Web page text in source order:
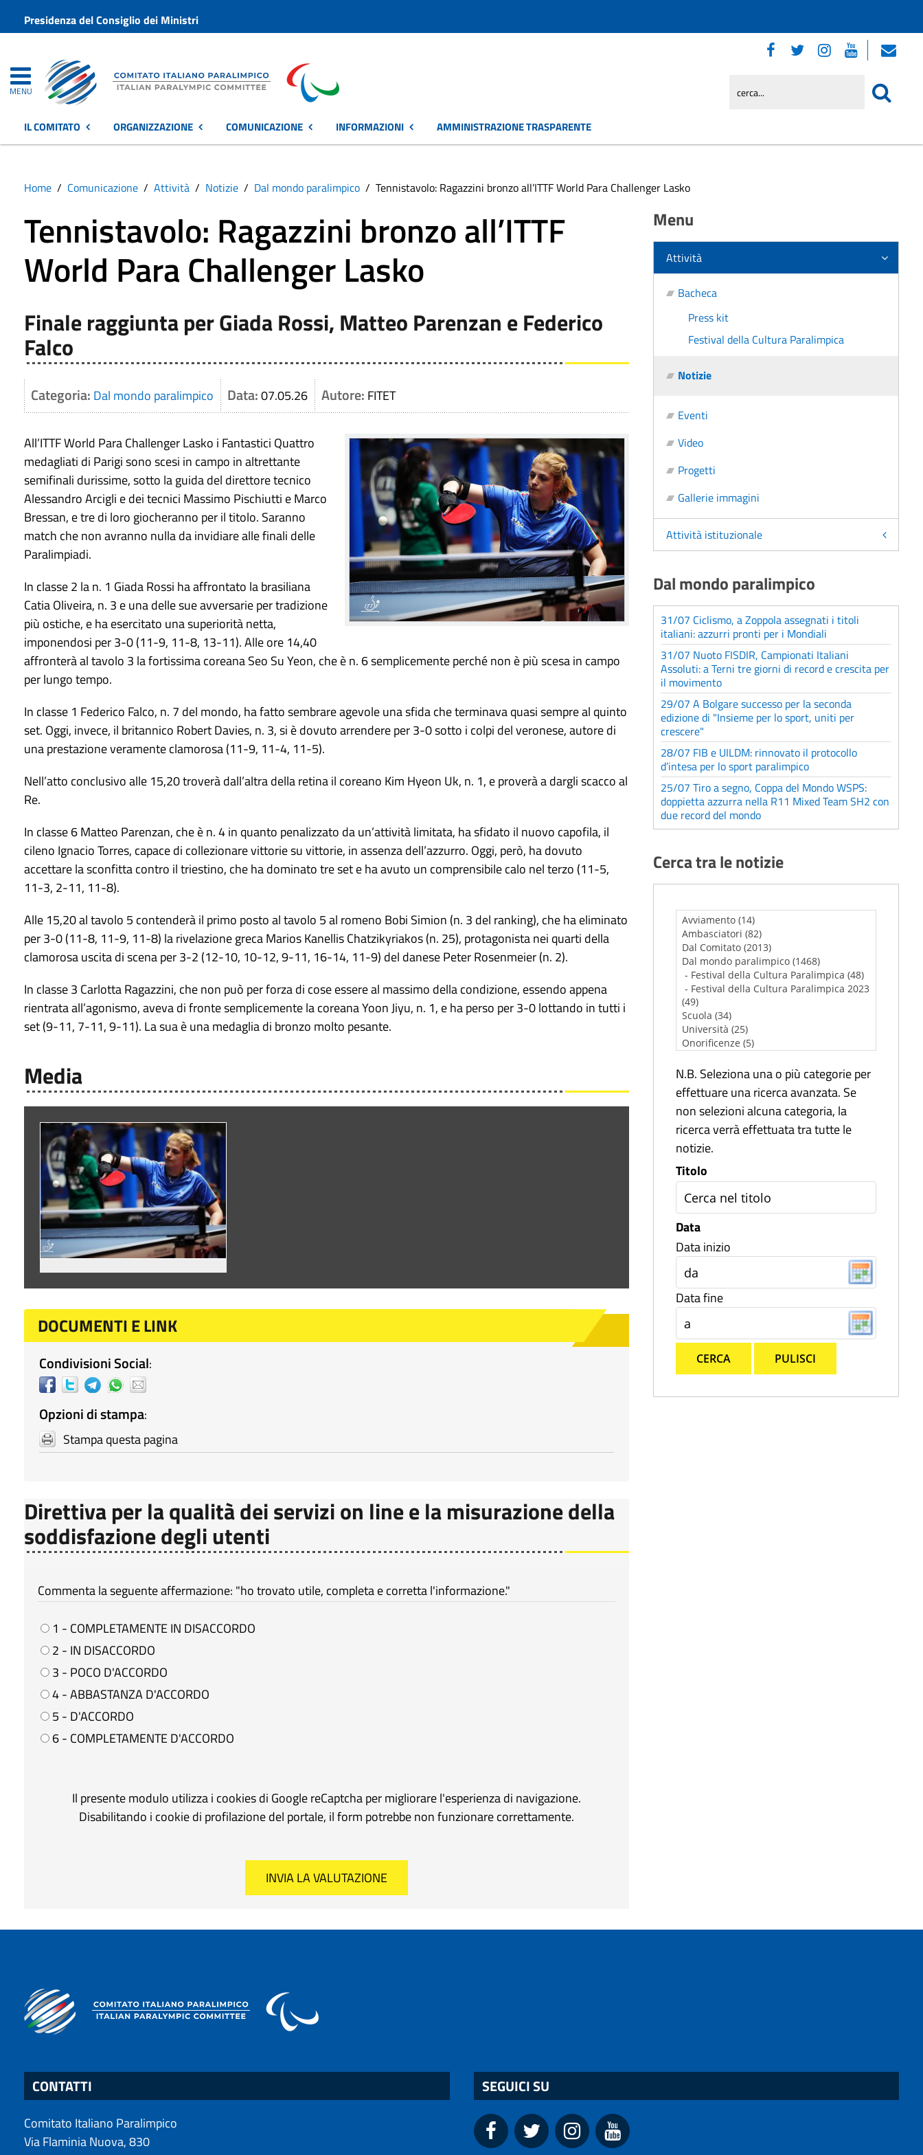
Presidenza del Consiglio dei Ministri
MENU
IL COMITATO ORGANIZZAZIONE COMUNICAZIONE INFORMAZIONI AMMINISTRAZIONE TRASPARENTE
Home Comunicazione Attività Notizie Dal mondo paralimpico Tennistavolo: Ragazzini bronzo all’ITTF World Para Challenger Lasko
Tennistavolo: Ragazzini bronzo all’ITTF
World Para Challenger Lasko
Finale raggiunta per Giada Rossi, Matteo Parenzan e Federico
Falco
Categoria: Dal mondo paralimpico Data:07.05.26 Autore: FITET
All’ITTF World Para Challenger Lasko i Fantastici Quattro
medagliati di Parigi sono scesi in campo in altrettante
semifinali durissime, sotto la guida del direttore tecnico
Alessandro Arcigli e dei tecnici Massimo Pischiutti e Marco
Bressan, e tre di loro giocheranno per il titolo. Saranno
match che non avranno nulla da invidiare alle finali delle
Paralimpiadi.
In classe 2 la n. 1 Giada Rossi ha affrontato la brasiliana
Catia Oliveira, n. 3 e una delle sue avversarie per tradizione
più ostiche, e ha esercitato una superiorità netta,
imponendosi per 3-0 (11-9, 11-8, 13-11). Alle ore 14,40
affronterà al tavolo 3 la fortissima coreana Seo Su Yeon, che è n. 6 semplicemente perché non è più scesa in campo
per lungo tempo.
In classe 1 Federico Falco, n. 7 del mondo, ha fatto sembrare agevole una sfida che terminava quasi sempre al quinto
set. Oggi, invece, il britannico Robert Davies, n. 3, si è dovuto arrendere per 3-0 sotto i colpi del veronese, autore di
una prestazione veramente clamorosa (11-9, 11-4, 11-5).
Nell’atto conclusivo alle 15,20 troverà dall’altra della retina il coreano Kim Hyeon Uk, n. 1, e proverà a dargli scacco al
Re.
In classe 6 Matteo Parenzan, che è n. 4 in quanto penalizzato da un’attività limitata, ha sfidato il nuovo capofila, il
cileno Ignacio Torres, capace di collezionare vittorie su vittorie, in assenza dell’azzurro. Oggi, però, ha dovuto
accettare la sconfitta contro il triestino, che ha dominato tre set e ha avuto un comprensibile calo nel terzo (11-5,
11-3, 2-11, 11-8).
Alle 15,20 al tavolo 5 contenderà il primo posto al tavolo 5 al romeno Bobi Simion (n. 3 del ranking), che ha eliminato
per 3-0 (11-8, 11-9, 11-8) la rivelazione greca Marios Kanellis Chatzikyriakos (n. 25), protagonista nei quarti della
clamorosa uscita di scena per 3-2 (12-10, 10-12, 9-11, 16-14, 11-9) del danese Peter Rosenmeier (n. 2).
In classe 3 Carlotta Ragazzini, che non può per forza di cose essere al massimo della condizione, essendo appena
rientrata all’agonismo, aveva di fronte semplicemente la coreana Yoon Jiyu, n. 1, e ha perso per 3-0 lottando in tutti i
set (9-11, 7-11, 9-11). La sua è una medaglia di bronzo molto pesante.
Media
DOCUMENTI E LINK
Condivisioni Social:
Opzioni di stampa:
Stampa questa pagina
Direttiva per la qualità dei servizi on line e la misurazione della
soddisfazione degli utenti
Commenta la seguente affermazione: "ho trovato utile, completa e corretta l'informazione."
1 - COMPLETAMENTE IN DISACCORDO
2 - IN DISACCORDO
3 - POCO D'ACCORDO
4 - ABBASTANZA D'ACCORDO
5 - D'ACCORDO
6 - COMPLETAMENTE D'ACCORDO
Il presente modulo utilizza i cookies di Google reCaptcha per migliorare l'esperienza di navigazione.
Disabilitando i cookie di profilazione del portale, il form potrebbe non funzionare correttamente.
Menu
Attività
Bacheca
Press kit
Festival della Cultura Paralimpica
Notizie
Eventi
Video
Progetti
Gallerie immagini
Attività istituzionale
Dal mondo paralimpico
31/07 Ciclismo, a Zoppola assegnati i titoli
italiani: azzurri pronti per i Mondiali
31/07 Nuoto FISDIR, Campionati Italiani
Assoluti: a Terni tre giorni di record e crescita per
il movimento
29/07 A Bolgare successo per la seconda
edizione di "Insieme per lo sport, uniti per
crescere"
28/07 FIB e UILDM: rinnovato il protocollo
d’intesa per lo sport paralimpico
25/07 Tiro a segno, Coppa del Mondo WSPS:
doppietta azzurra nella R11 Mixed Team SH2 con
due record del mondo
Cerca tra le notizie
N.B. Seleziona una o più categorie per
effettuare una ricerca avanzata. Se
non selezioni alcuna categoria, la
ricerca verrà effettuata tra tutte le
notizie.
Titolo
Data
Data inizio
Data fine
CERCA PULISCI
CONTATTI
Comitato Italiano Paralimpico
Via Flaminia Nuova, 830
SEGUICI SU